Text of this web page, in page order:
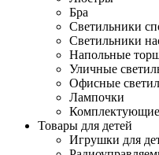
Бра
Светильники
Светильники
Напольные
Уличные
Офисные
Лампочки
Комплектующие
Товары для детей
Игрушки для